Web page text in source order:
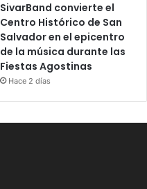
SivarBand convierte el
Centro Histórico de San
Salvador en el epicentro
de la música durante las
Fiestas Agostinas
Hace 2 días